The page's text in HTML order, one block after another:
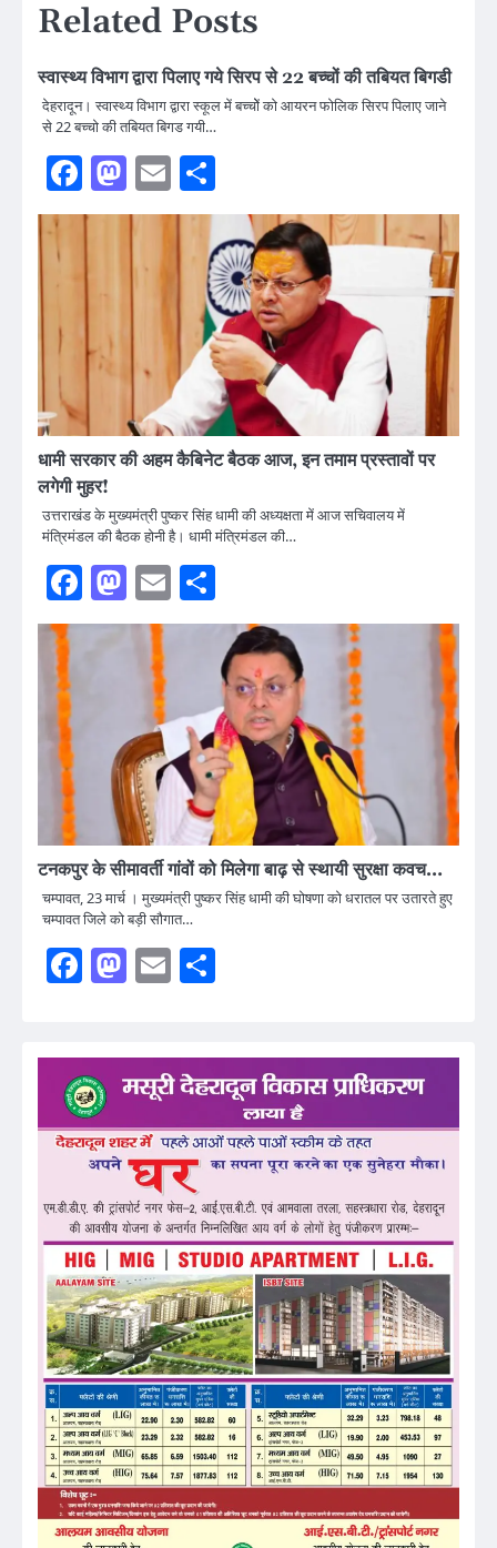
Related Posts
स्वास्थ्य विभाग द्वारा पिलाए गये सिरप से 22 बच्चों की तबियत बिगडी
देहरादून। स्वास्थ्य विभाग द्वारा स्कूल में बच्चोें को आयरन फोलिक सिरप पिलाए जाने
से 22 बच्चो की तबियत बिगड गयी…
Facebook
Mastodon
Email
धामी सरकार की अहम कैबिनेट बैठक आज, इन तमाम प्रस्तावों पर
लगेगी मुहर!
उत्तराखंड के मुख्यमंत्री पुष्कर सिंह धामी की अध्यक्षता में आज सचिवालय में
मंत्रिमंडल की बैठक होनी है। धामी मंत्रिमंडल की…
Facebook
Mastodon
Email
टनकपुर के सीमावर्ती गांवों को मिलेगा बाढ़ से स्थायी सुरक्षा कवच…
चम्पावत, 23 मार्च । मुख्यमंत्री पुष्कर सिंह धामी की घोषणा को धरातल पर उतारते हुए
चम्पावत जिले को बड़ी सौगात…
Facebook
Mastodon
Email